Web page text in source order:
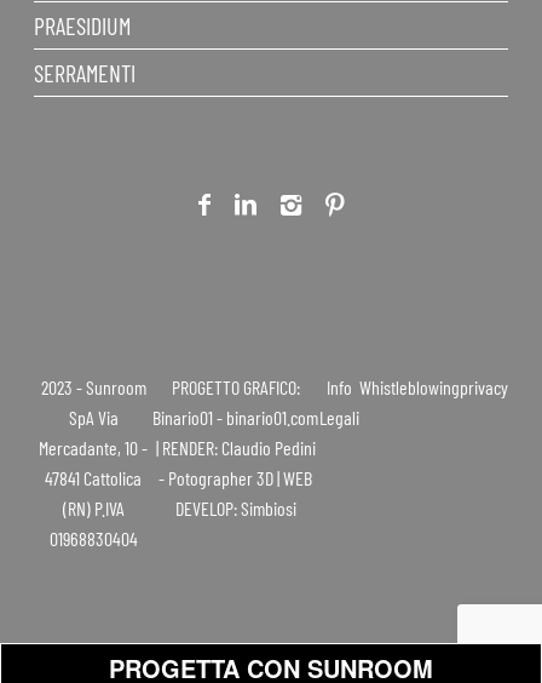
PROGETTA CON SUNROOM
PRAESIDIUM
SERRAMENTI
2023 - Sunroom
SpA Via
Mercadante, 10 -
47841 Cattolica
(RN) P.IVA
01968830404
PROGETTO GRAFICO:
Binario01 - binario01.com
| RENDER: Claudio Pedini
- Potographer 3D | WEB
DEVELOP: Simbiosi
Info
Legali
Whistleblowingprivacy